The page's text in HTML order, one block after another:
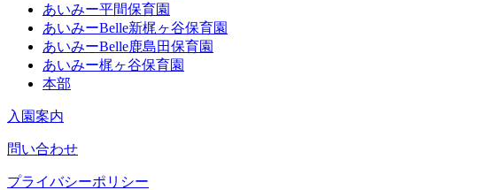
あいみー平間保育園
あいみーBelle新梶ヶ谷保育園
あいみーBelle鹿島田保育園
あいみー梶ヶ谷保育園
本部
入園案内
問い合わせ
プライバシーポリシー